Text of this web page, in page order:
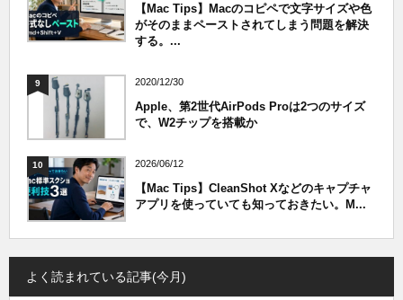
【Mac Tips】Macのコピペで文字サイズや色
がそのままペーストされてしまう問題を解決
する。...
9 2020/12/30
Apple、第2世代AirPods Proは2つのサイズ
で、W2チップを搭載か
10 2026/06/12
【Mac Tips】CleanShot Xなどのキャプチャ
アプリを使っていても知っておきたい。M...
よく読まれている記事(今月)